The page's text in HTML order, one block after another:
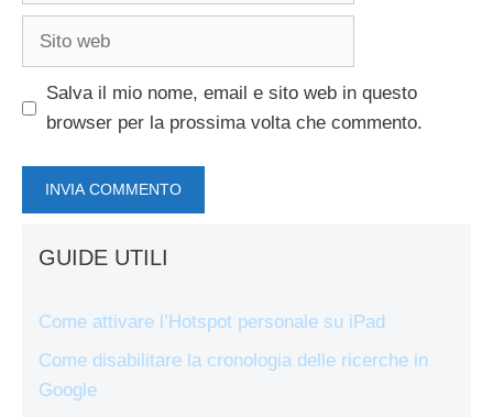
Sito
Salva il mio nome, email e sito web in questo
browser per la prossima volta che commento.
GUIDE UTILI
Come attivare l’Hotspot personale su iPad
Come disabilitare la cronologia delle ricerche in
Google